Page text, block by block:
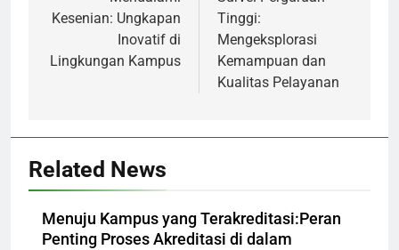
Kesenian: Ungkapan
Inovatif di
Lingkungan Kampus
Tinggi:
Mengeksplorasi
Kemampuan dan
Kualitas Pelayanan
Related News
Menuju Kampus yang Terakreditasi:Peran
Penting Proses Akreditasi di dalam